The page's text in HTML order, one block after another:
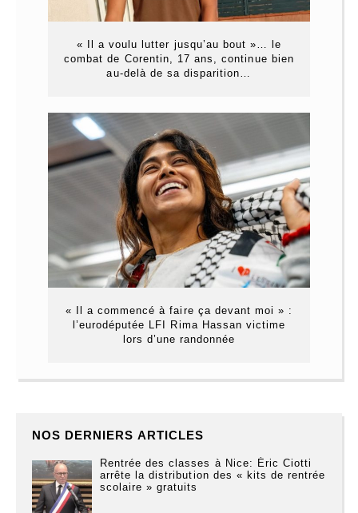
« Il a voulu lutter jusqu’au bout »… le
combat de Corentin, 17 ans, continue bien
au-delà de sa disparition…
« Il a commencé à faire ça devant moi » :
l’eurodéputée LFI Rima Hassan victime
lors d’une randonnée
NOS DERNIERS ARTICLES
Rentrée des classes à Nice: Éric Ciotti
arrête la distribution des « kits de rentrée
scolaire » gratuits